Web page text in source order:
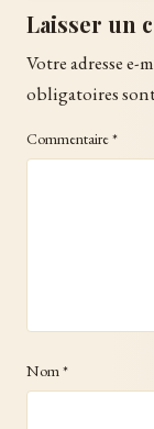
Laisser un
Votre adresse e-
obligatoires
Commentaire*
Nom*